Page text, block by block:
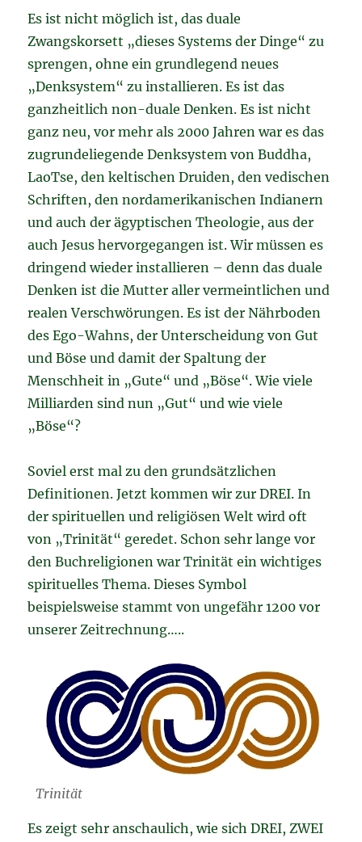
Es ist nicht möglich ist, das duale
Zwangskorsett „dieses Systems der Dinge“ zu
sprengen, ohne ein grundlegend neues
„Denksystem“ zu installieren. Es ist das
ganzheitlich non-duale Denken. Es ist nicht
ganz neu, vor mehr als 2000 Jahren war es das
zugrundeliegende Denksystem von Buddha,
LaoTse, den keltischen Druiden, den vedischen
Schriften, den nordamerikanischen Indianern
und auch der ägyptischen Theologie, aus der
auch Jesus hervorgegangen ist. Wir müssen es
dringend wieder installieren – denn das duale
Denken ist die Mutter aller vermeintlichen und
realen Verschwörungen. Es ist der Nährboden
des Ego-Wahns, der Unterscheidung von Gut
und Böse und damit der Spaltung der
Menschheit in „Gute“ und „Böse“. Wie viele
Milliarden sind nun „Gut“ und wie viele
„Böse“?
Soviel erst mal zu den grundsätzlichen
Definitionen. Jetzt kommen wir zur DREI. In
der spirituellen und religiösen Welt wird oft
von „Trinität“ geredet. Schon sehr lange vor
den Buchreligionen war Trinität ein wichtiges
spirituelles Thema. Dieses Symbol
beispielsweise stammt von ungefähr 1200 vor
unserer Zeitrechnung…..
Trinität
Es zeigt sehr anschaulich, wie sich DREI, ZWEI